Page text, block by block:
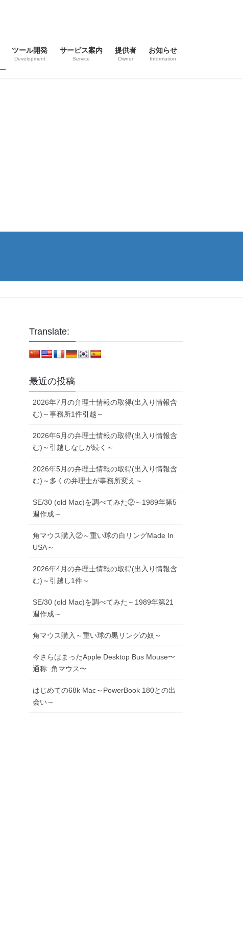
ツール開発
Development
サービス案内
Service
提供者
Owner
お知らせ
Information
Translate:
最近の投稿
2026年7月の弁理士情報の取得(出入り情報含
む)～事務所1件引越～
2026年6月の弁理士情報の取得(出入り情報含
む)～引越しなしが続く～
2026年5月の弁理士情報の取得(出入り情報含
む)～多くの弁理士が事務所変え～
SE/30 (old Mac)を調べてみた②～1989年第5
週作成～
角マウス購入②～重い球の白リングMade In
USA～
2026年4月の弁理士情報の取得(出入り情報含
む)～引越し1件～
SE/30 (old Mac)を調べてみた～1989年第21
週作成～
角マウス購入～重い球の黒リングの奴～
今さらはまったApple Desktop Bus Mouse〜
通称: 角マウス〜
はじめての68k Mac～PowerBook 180との出
会い～